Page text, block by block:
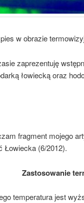
w obrazie
zaprezentuję
łowiecką oraz
fragment mojego
Łowiecka (6/2012).
Zastosowanie
temperatura jest